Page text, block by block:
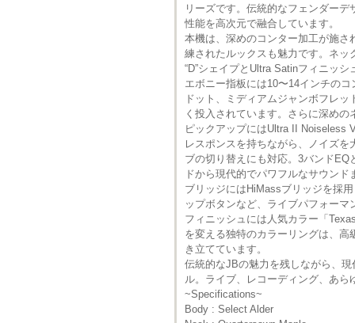
リーズです。伝統的なフェンダー
性能を高次元で融合しています。
本機は、深めのコンター加工が施
練されたルックスも魅力です。ネッ
“D”シェイプとUltra Satinフィニッ
エボニー指板には10〜14インチの
ドット、ミディアムジャンボフレ
く投入されています。さらに深め
ピックアップにはUltra II Noiseless
レスポンスを持ちながら、ノイズ
ブの切り替えにも対応。3バンド
ドから現代的でパワフルなサウン
ブリッジにはHiMassブリッジを採
ップボタンなど、ライブパフォー
フィニッシュには人気カラー「
を変える独特のカラーリングは、
き立てています。
伝統的なJBの魅力を残しながら、
ル。ライブ、レコーディング、あ
~Specifications~
Body : Select Alder